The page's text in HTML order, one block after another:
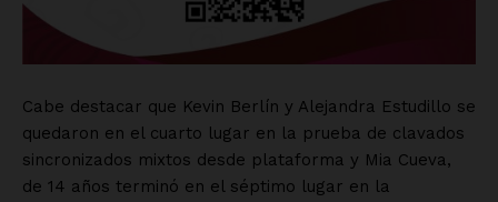
Cabe destacar que Kevin Berlín y Alejandra Estudillo se
quedaron en el cuarto lugar en la prueba de clavados
sincronizados mixtos desde plataforma y Mia Cueva,
de 14 años terminó en el séptimo lugar en la